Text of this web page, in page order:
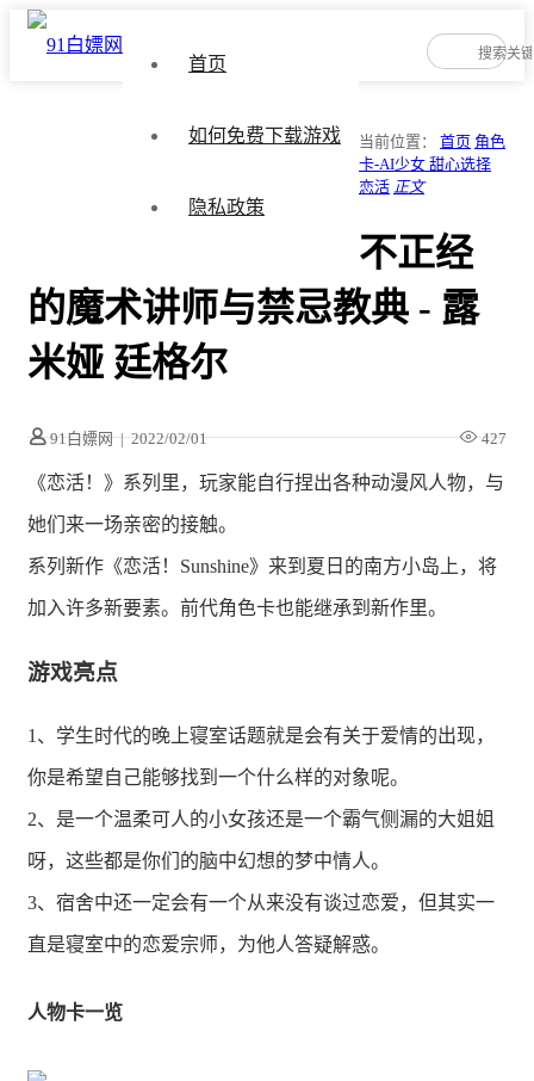
首页
如何免费下载游戏
隐私政策
当前位置： 首页 角色
卡-AI少女 甜心选择
恋活 正文
不正经
的魔术讲师与禁忌教典 - 露
米娅 廷格尔
91白嫖网 | 2022/02/01 427
《恋活！》系列里，玩家能自行捏出各种动漫风人物，与
她们来一场亲密的接触。
系列新作《恋活！Sunshine》来到夏日的南方小岛上，将
加入许多新要素。前代角色卡也能继承到新作里。
游戏亮点
1、学生时代的晚上寝室话题就是会有关于爱情的出现，
你是希望自己能够找到一个什么样的对象呢。
2、是一个温柔可人的小女孩还是一个霸气侧漏的大姐姐
呀，这些都是你们的脑中幻想的梦中情人。
3、宿舍中还一定会有一个从来没有谈过恋爱，但其实一
直是寝室中的恋爱宗师，为他人答疑解惑。
人物卡一览